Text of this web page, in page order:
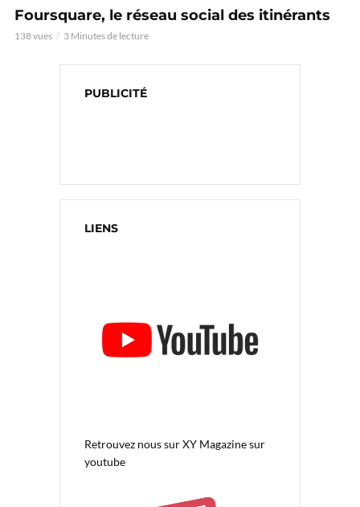
Foursquare, le réseau social des itinérants
138 vues 3 Minutes de lecture
PUBLICITÉ
LIENS
Retrouvez nous surXY Magazine sur
youtube